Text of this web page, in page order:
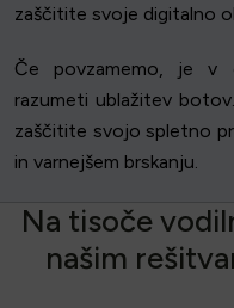
zaščitite svoje digitalno
Če povzamemo, je v
razumeti ublažitev
zaščitite svojo spletno
in varnejšem brskanju.
Na tisoče vodil
našim rešitva